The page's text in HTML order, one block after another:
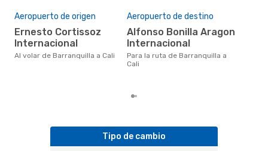
Aeropuerto de origen
Ernesto Cortissoz
Internacional
Al volar de Barranquilla a Cali
Aeropuerto de destino
Alfonso Bonilla Aragon
Internacional
Para la ruta de Barranquilla a
Cali
Tipo de cambio